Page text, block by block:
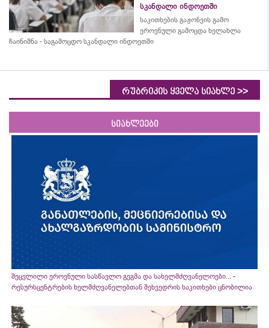
სკანდალი ინდოეთში
საკითხების გაჟონვის გამო
ეროვნული გამოცდა ხელახლა
ჩაინიშნა - საგამოცდო სკანდალი ინდოეთში
რუბრიკის ყველა სიახლე >>
სიახლეები
შეცვლილი ეროვნული სასწავლო გეგმა და სახელმძღვანელოები... -
რესურსცენტრების ხელმძღვანელებთან შეხვედრის საკითხები ცნობილია